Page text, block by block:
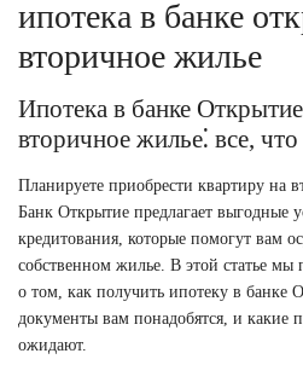
ипотека в банке
вторичное жилье
Ипотека в банке
вторичное жилье⁚ все,
Планируете приобрести квартиру на
Банк Открытие предлагает выгодные
кредитования, которые помогут вам
собственном жилье. В этой статье мы
о том, как получить ипотеку в банке
документы вам понадобятся, и какие
ожидают.